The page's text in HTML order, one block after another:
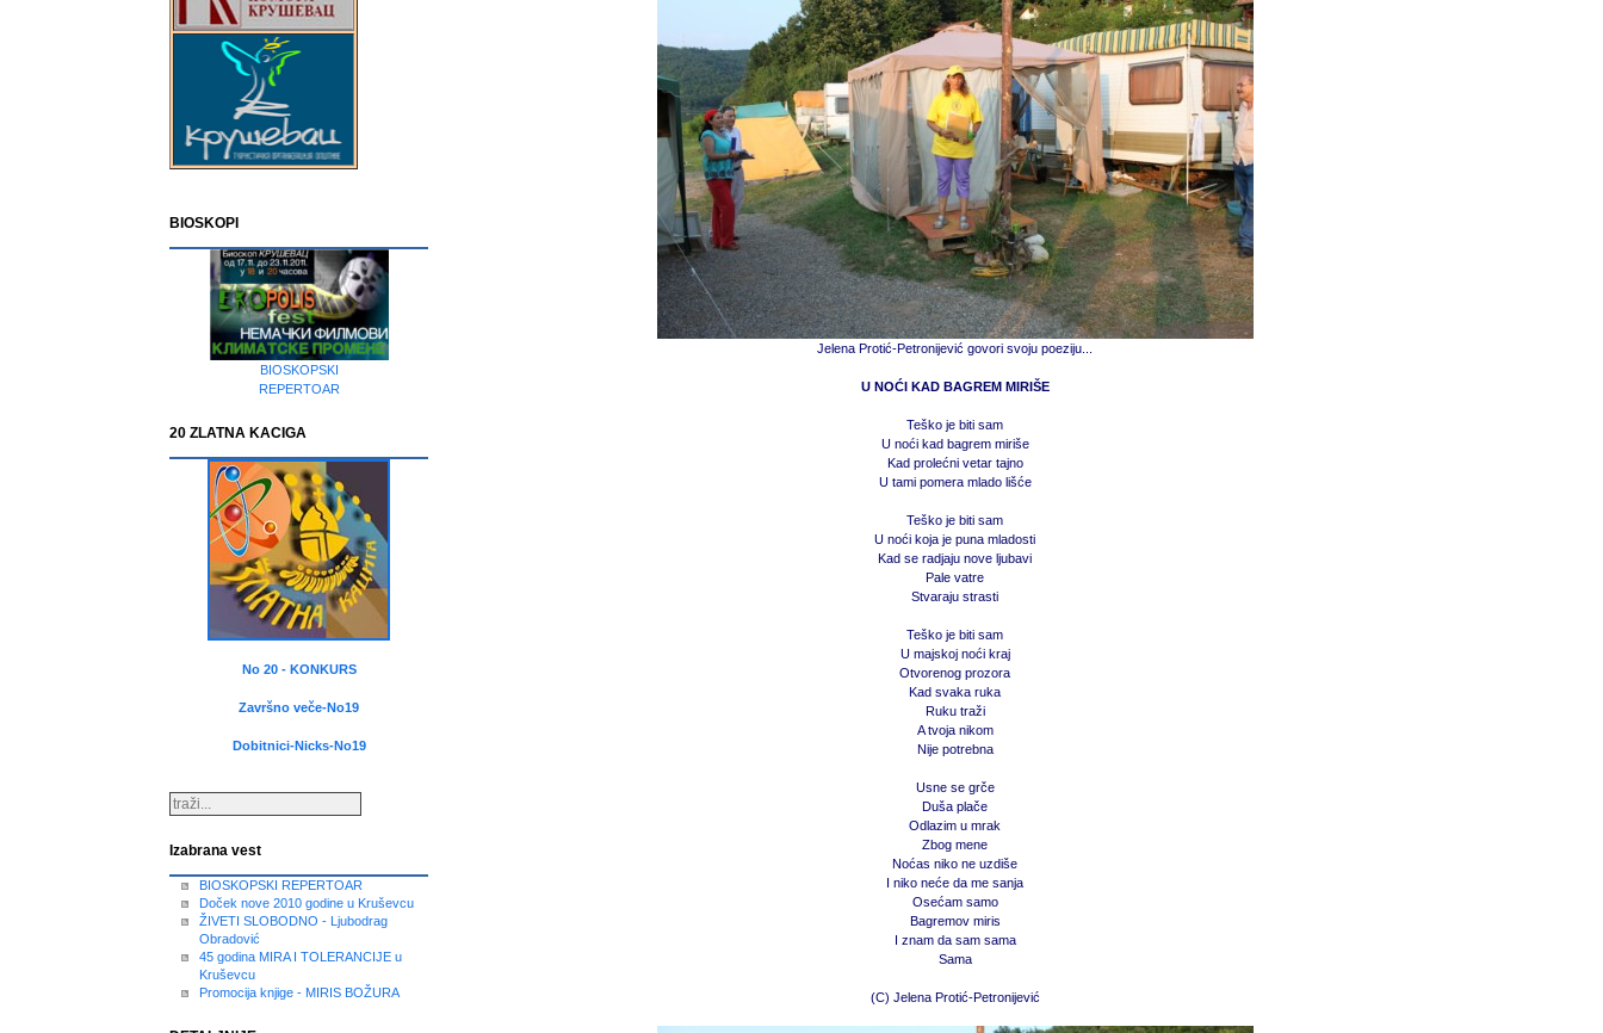
BIOSKOPI
BIOSKOPSKI
REPERTOAR
20 ZLATNA KACIGA
No 20 - KONKURS
Završno veče-No19
Dobitnici-Nicks-No19
Izabrana vest
BIOSKOPSKI REPERTOAR
Doček nove 2010 godine u Kruševcu
ŽIVETI SLOBODNO - Ljubodrag
Obradović
45 godina MIRA I TOLERANCIJE u
Kruševcu
Promocija knjige - MIRIS BOŽURA
Jelena Protić-Petronijević govori svoju poeziju...
U NOĆI KAD BAGREM MIRIŠE
Teško je biti sam
U noći kad bagrem miriše
Kad prolećni vetar tajno
U tami pomera mlado lišće
Teško je biti sam
U noći koja je puna mladosti
Kad se radjaju nove ljubavi
Pale vatre
Stvaraju strasti
Teško je biti sam
U majskoj noći kraj
Otvorenog prozora
Kad svaka ruka
Ruku traži
A tvoja nikom
Nije potrebna
Usne se grče
Duša plače
Odlazim u mrak
Zbog mene
Noćas niko ne uzdiše
I niko neće da me sanja
Osećam samo
Bagremov miris
I znam da sam sama
Sama
(C) Jelena Protić-Petronijević